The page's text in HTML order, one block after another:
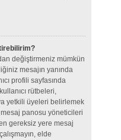
değiştirmeniz mümkün
mesajın yanında
profili sayfasında
rütbeleri,
yetkili üyeleri belirlemek
panosu yöneticileri
gereksiz yere mesaj
elde